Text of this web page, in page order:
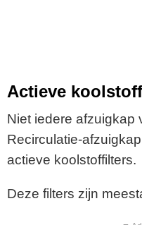
Actieve
Niet iedere afzuigkap
Recirculatie-
actieve koolstoffilters.
Deze filters zijn